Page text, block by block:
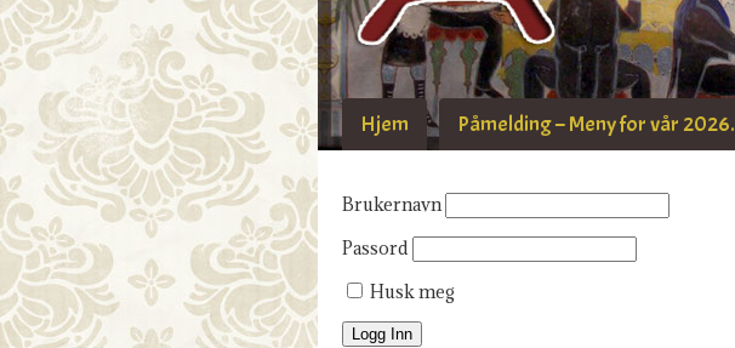
Hjem Påmelding – Meny for vår 2026.
Brukernavn
Passord
Husk meg